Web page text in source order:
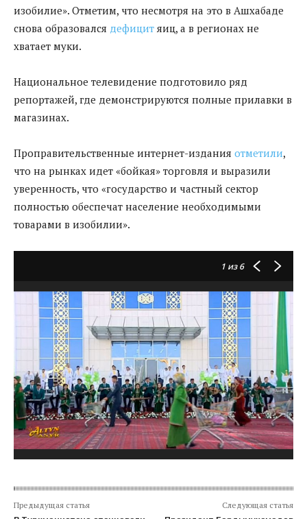
изобилие». Отметим, что несмотря на это в Ашхабаде
снова образовался дефицит яиц, а в регионах не
хватает муки.
Национальное телевидение подготовило ряд
репортажей, где демонстрируются полные прилавки в
магазинах.
Проправительственные интернет-издания отметили,
что на рынках идет «бойкая» торговля и выразили
уверенность, что «государство и частный сектор
полностью обеспечат население необходимыми
товарами в изобилии».
1 из 6
Предыдущая статья Следующая статья